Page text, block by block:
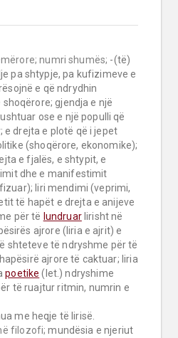
numri shumës; -(të)
e që ndrydhin
gjendja e një
ose e një populli që
e drejta e plotë që i jepet
(shoqërore, ekonomike);
e fjalës, e shtypit, e
dhe e manifestimit
liri mendimi (veprimi,
të hapët e drejta e anijeve
për të lundruar lirisht në
ajrore (liria e ajrit) e
shteteve të ndryshme për të
ajrore të caktuar; liria
poetike (let.) ndryshime
të ruajtur ritmin, numrin e
filozofi; mundësia e njeriut